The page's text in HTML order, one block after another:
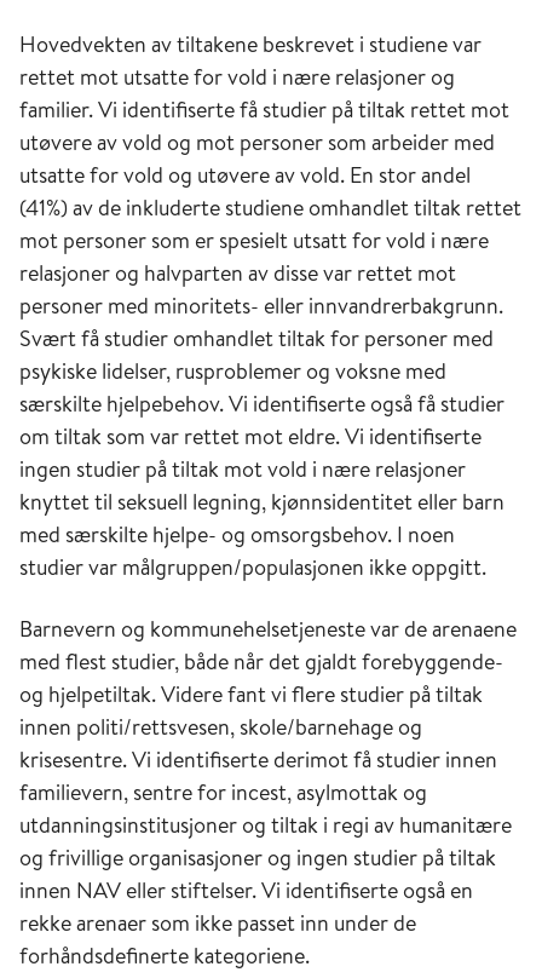
Hovedvekten av tiltakene beskrevet i studiene var
rettet mot utsatte for vold i nære relasjoner og
familier. Vi identifiserte få studier på tiltak rettet mot
utøvere av vold og mot personer som arbeider med
utsatte for vold og utøvere av vold. En stor andel
(41%) av de inkluderte studiene omhandlet tiltak rettet
mot personer som er spesielt utsatt for vold i nære
relasjoner og halvparten av disse var rettet mot
personer med minoritets- eller innvandrerbakgrunn.
Svært få studier omhandlet tiltak for personer med
psykiske lidelser, rusproblemer og voksne med
særskilte hjelpebehov. Vi identifiserte også få studier
om tiltak som var rettet mot eldre. Vi identifiserte
ingen studier på tiltak mot vold i nære relasjoner
knyttet til seksuell legning, kjønnsidentitet eller barn
med særskilte hjelpe- og omsorgsbehov. I noen
studier var målgruppen/populasjonen ikke oppgitt.
Barnevern og kommunehelsetjeneste var de arenaene
med flest studier, både når det gjaldt forebyggende-
og hjelpetiltak. Videre fant vi flere studier på tiltak
innen politi/rettsvesen, skole/barnehage og
krisesentre. Vi identifiserte derimot få studier innen
familievern, sentre for incest, asylmottak og
utdanningsinstitusjoner og tiltak i regi av humanitære
og frivillige organisasjoner og ingen studier på tiltak
innen NAV eller stiftelser. Vi identifiserte også en
rekke arenaer som ikke passet inn under de
forhåndsdefinerte kategoriene.